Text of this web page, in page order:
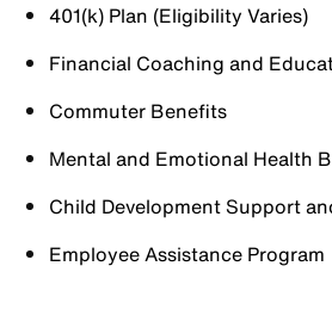
401(k) Plan (Eligibility Varies)
Financial Coaching and
Commuter Benefits
Mental and Emotional Health
Child Development Support
Employee Assistance Program